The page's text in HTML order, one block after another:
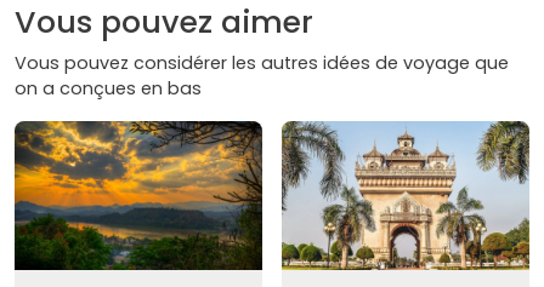
Vous pouvez aimer
Vous pouvez considérer les autres idées de voyage que
on a conçues en bas